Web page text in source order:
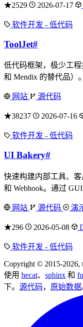
★2529 2026-07-17
软件开发 - 低代码
ToolJet#
低代码框架，极少工
和 Mendix 的替代品）。
网站 源代码
★38237 2026-07-16
软件开发 - 低代码
UI Bakery#
快速构建内部工具、
和 Webhook。通过
网站 源代码 演
★296 2026-05-08
软件开发 - 低代码
Copyright © 2015-2026,
使用 hecat、 sphinx 和
下。 源代码， 原始数据